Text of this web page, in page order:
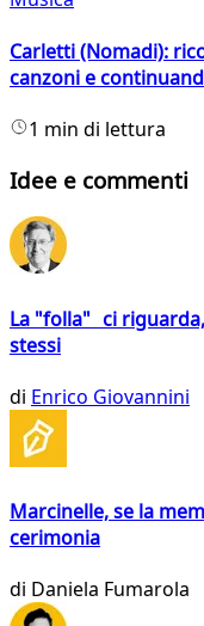
Carletti (Nomadi):
canzoni e
1 min di lettura
Idee e commenti
La "folla" ci
stessi
di Enrico Giovannini
Marcinelle, se la
cerimonia
di Daniela Fumarola